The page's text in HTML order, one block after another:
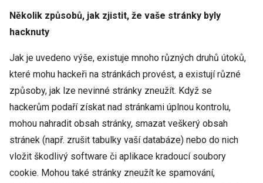
Několik způsobů, jak zjistit, že vaše stránky byly
hacknuty
Jak je uvedeno výše, existuje mnoho různých druhů útoků,
které mohu hackeři na stránkách provést, a existují různé
způsoby, jak lze nevinné stránky zneužít. Když se
hackerům podaří získat nad stránkami úplnou kontrolu,
mohou nahradit obsah stránky, smazat veškerý obsah
stránek (např. zrušit tabulky vaší databáze) nebo do nich
vložit škodlivý software či aplikace kradoucí soubory
cookie. Mohou také stránky zneužít ke spamování,